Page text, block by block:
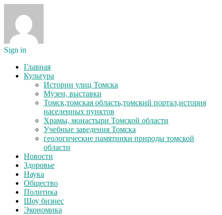
Sign in
Главная
Культура
Истории улиц Томска
Музеи, выставки
Томск,томская область,томский портал,история
населенных пунктов
Храмы, монастыри Томской области
Учебные заведения Томска
геологические памятники природы томской
области
Новости
Здоровье
Наука
Общество
Политика
Шоу бизнес
Экономика